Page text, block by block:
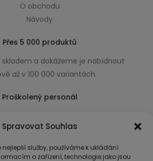
Spravovat Souhlas
služby, používáme k ukládání
o zařízení, technologie jako jsou
O obchodu
Návody
Přes 5 000 produktů
a dokážeme je nabídnout
až v 100 000 variantách.
Proškolený personál
usnadňující nákup.